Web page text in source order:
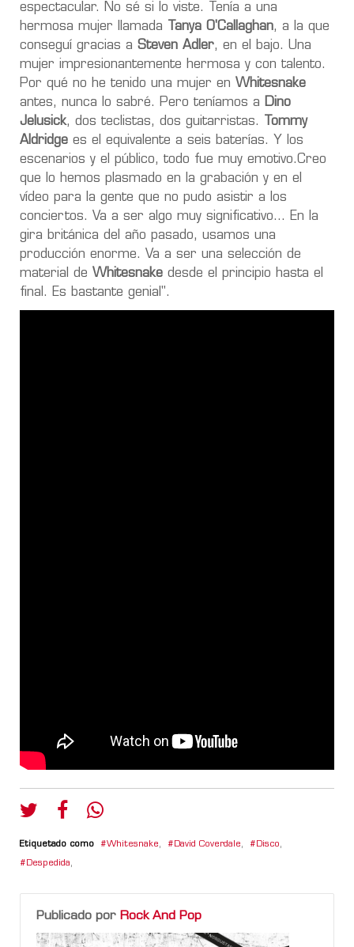
espectacular. No sé si lo viste. Tenía a una
hermosa mujer llamada
Tanya O'Callaghan, a la que
conseguí gracias a Steven Adler, en el bajo. Una
mujer impresionantemente hermosa y con talento.
Por qué no he tenido una mujer en Whitesnake
antes, nunca lo sabré. Pero teníamos a Dino
Jelusick, dos teclistas, dos guitarristas.
Tommy
Aldridge es el equivalente a seis baterías. Y los
escenarios y el público, todo fue muy emotivo.Creo
que lo hemos plasmado en la grabación y en el
vídeo para la gente que no pudo asistir a los
conciertos. Va a ser algo muy significativo… En la
gira británica del año pasado, usamos una
producción enorme. Va a ser una selección de
material de Whitesnake desde el principio hasta el
final. Es bastante genial".
Etiquetado como Whitesnake, David Coverdale, Disco,
Despedida,
Publicado por Rock And Pop